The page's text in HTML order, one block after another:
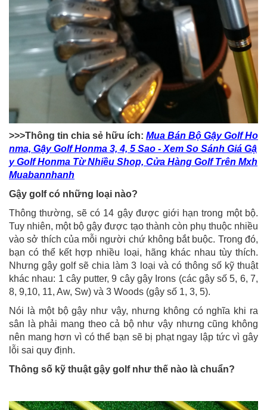
>>>Thông tin chia sẻ hữu ích: Mua Bán Bộ Gậy Golf Ho
nma, Gậy Golf Honma 3, 4, 5 Sao - Xem So Sánh Giá Gậ
y Golf Honma Từ Nhiều Shop, Cửa Hàng Golf Trên Mxh
Muabannhanh
Gậy golf có những loại nào?
Thông thường, sẽ có 14 gậy được giới hạn trong một bộ.
Tuy nhiên, một bộ gậy được tạo thành còn phụ thuộc nhiều
vào sở thích của mỗi người chứ không bắt buộc. Trong đó,
bạn có thể kết hợp nhiều loại, hãng khác nhau tùy thích.
Nhưng gậy golf sẽ chia làm 3 loại và có thông số kỹ thuật
khác nhau: 1 cây putter, 9 cây gậy Irons (các gậy số 5, 6, 7,
8, 9,10, 11, Aw, Sw) và 3 Woods (gậy số 1, 3, 5).
Nói là một bộ gậy như vậy, nhưng không có nghĩa khi ra
sân là phải mang theo cả bộ như vậy nhưng cũng không
nên mang hơn vì có thể bạn sẽ bị phạt ngay lập tức vì gây
lỗi sai quy định.
Thông số kỹ thuật gậy golf như thế nào là chuẩn?